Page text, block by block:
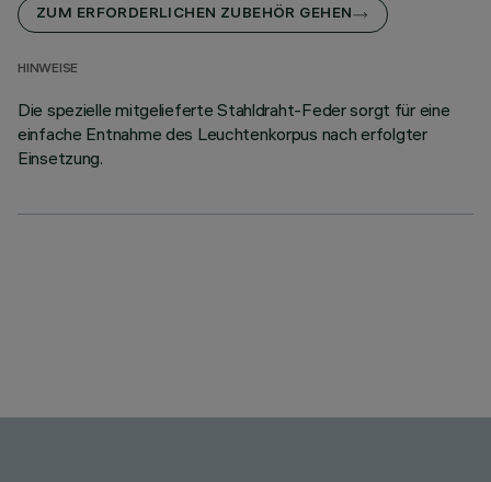
ZUM ERFORDERLICHEN ZUBEHÖR GEHEN
HINWEISE
Die spezielle mitgelieferte Stahldraht-Feder sorgt für eine
einfache Entnahme des Leuchtenkorpus nach erfolgter
Einsetzung.